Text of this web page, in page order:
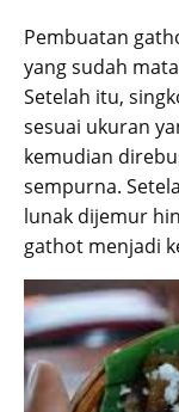
Pembuatan
yang sudah
Setelah itu,
sesuai ukuran
kemudian
sempurna.
lunak dijemur
gathot menjadi